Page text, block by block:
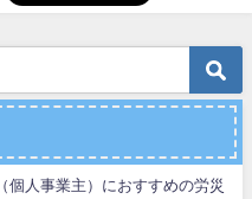
個人事業主）におすすめの労災